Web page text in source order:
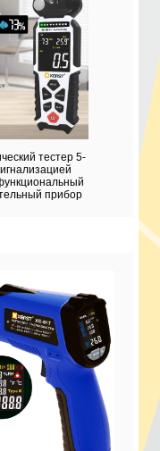
тестер 5-
прибор